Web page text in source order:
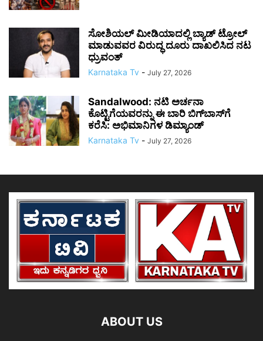
ಸೋಶಿಯಲ್ ಮೀಡಿಯಾದಲ್ಲಿ ಬ್ಯಾಡ್ ಟ್ರೋಲ್
ಮಾಡುವವರ ವಿರುದ್ಧ ದೂರು ದಾಖಲಿಸಿದ ನಟ
ಧ್ರುವಂತ್
Karnataka Tv - July 27, 2026
Sandalwood: ನಟಿ ಅರ್ಚನಾ
ಕೊಟ್ಟಿಗೆಯವರನ್ನು ಈ ಬಾರಿ ಬಿಗ್‌ಬಾಸ್‌ಗೆ
ಕರೆಸಿ: ಅಭಿಮಾನಿಗಳ ಡಿಮ್ಯಾಂಡ್
Karnataka Tv - July 27, 2026
ABOUT US